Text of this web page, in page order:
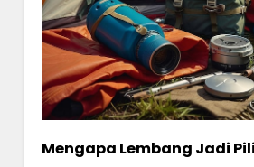
Mengapa Lembang Jadi